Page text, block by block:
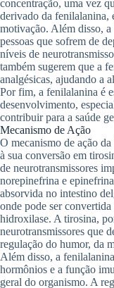
concentração, uma vez
derivado da fenilalanina,
motivação. Além disso,
pessoas que sofrem de
níveis de
também sugerem que a
analgésicas, ajudando a
Por fim, a fenilalanina é
desenvolvimento,
contribuir para a saúde
Mecanismo de Ação
O mecanismo de ação
à sua conversão em
de neurotransmissores
norepinefrina e
absorvida no intestino
onde pode ser
hidroxilase. A tirosina,
neurotransmissores que
regulação do humor, da
Além disso, a
hormônios e a função
geral do organismo. A